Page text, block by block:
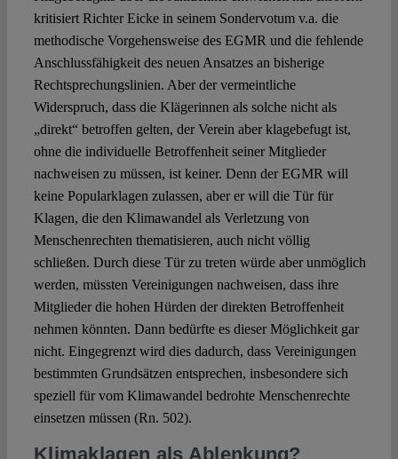
kritisiert Richter Eicke in seinem Sondervotum v.a. die
methodische Vorgehensweise des EGMR und die fehlende
Anschlussfähigkeit des neuen Ansatzes an bisherige
Rechtsprechungslinien. Aber der vermeintliche
Widerspruch, dass die Klägerinnen als solche nicht als
„direkt“ betroffen gelten, der Verein aber klagebefugt ist,
ohne die individuelle Betroffenheit seiner Mitglieder
nachweisen zu müssen, ist keiner. Denn der EGMR will
keine Popularklagen zulassen, aber er will die Tür für
Klagen, die den Klimawandel als Verletzung von
Menschenrechten thematisieren, auch nicht völlig
schließen. Durch diese Tür zu treten würde aber unmöglich
werden, müssten Vereinigungen nachweisen, dass ihre
Mitglieder die hohen Hürden der direkten Betroffenheit
nehmen könnten. Dann bedürfte es dieser Möglichkeit gar
nicht. Eingegrenzt wird dies dadurch, dass Vereinigungen
bestimmten Grundsätzen entsprechen, insbesondere sich
speziell für vom Klimawandel bedrohte Menschenrechte
einsetzen müssen (Rn. 502).
Klimaklagen als Ablenkung?